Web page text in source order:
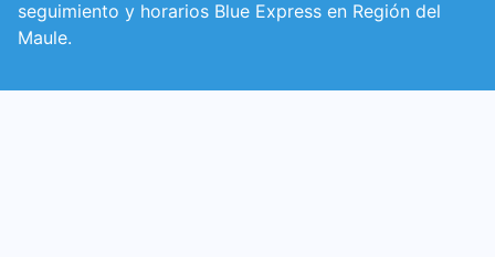
seguimiento y horarios Blue Express en Región del
Maule.